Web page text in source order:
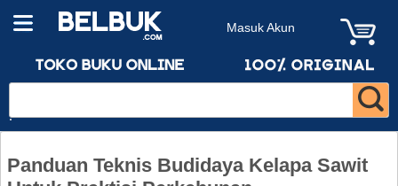
Masuk Akun
Panduan Teknis Budidaya Kelapa Sawit